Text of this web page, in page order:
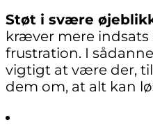
Støt i svære
kræver mere indsats
frustration. I
vigtigt at være der,
dem om, at alt kan